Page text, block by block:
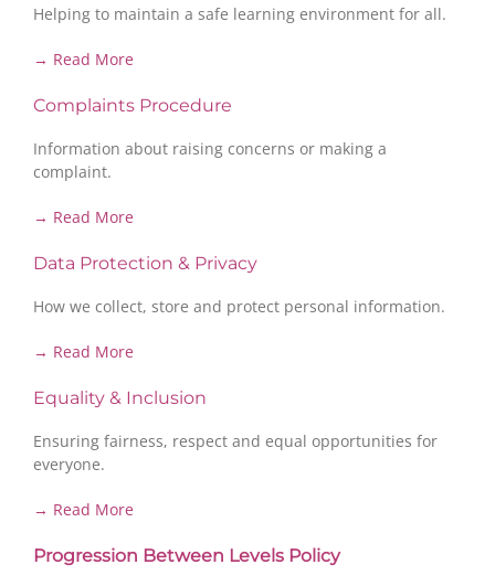
Helping to maintain a safe learning environment for all.
→ Read More
Complaints Procedure
Information about raising concerns or making a
complaint.
→ Read More
Data Protection & Privacy
How we collect, store and protect personal information.
→ Read More
Equality & Inclusion
Ensuring fairness, respect and equal opportunities for
everyone.
→ Read More
Progression Between Levels Policy